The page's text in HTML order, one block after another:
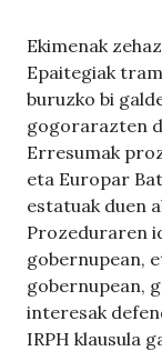
Ekimenak
Epaitegiak
buruzko bi
gogorarazten
Erresumak
eta Europar
estatuak duen
Prozeduraren
gobernupean,
gobernupean,
interesak
IRPH klausula